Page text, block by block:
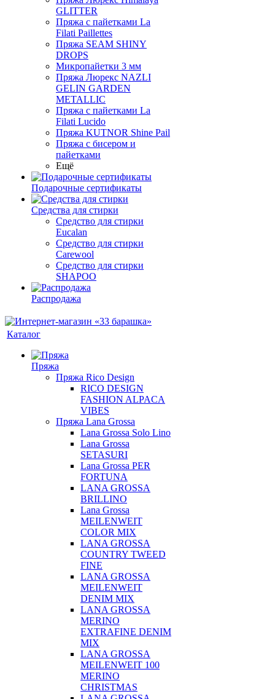
GLITTER
Пряжа с пайетками La
Filati Paillettes
Пряжа SEAM SHINY
DROPS
Микропайетки 3 мм
Пряжа Люрекс NAZLI
GELIN GARDEN
METALLIC
Пряжа с пайетками La
Filati Lucido
Пряжа KUTNOR Shine Pail
Пряжа с бисером и
пайетками
Ещё
Подарочные сертификаты
Средства для стирки
Средство для стирки
Eucalan
Средство для стирки
Carewool
Средство для стирки
SHAPOO
Распродажа
Каталог
Пряжа
Пряжа Rico Design
RICO DESIGN
FASHION ALPACA
VIBES
Пряжа Lana Grossa
Lana Grossa Solo Lino
Lana Grossa
SETASURI
Lana Grossa PER
FORTUNA
LANA GROSSA
BRILLINO
Lana Grossa
MEILENWEIT
COLOR MIX
LANA GROSSA
COUNTRY TWEED
FINE
LANA GROSSA
MEILENWEIT
DENIM MIX
LANA GROSSA
MERINO
EXTRAFINE DENIM
MIX
LANA GROSSA
MEILENWEIT 100
MERINO
CHRISTMAS